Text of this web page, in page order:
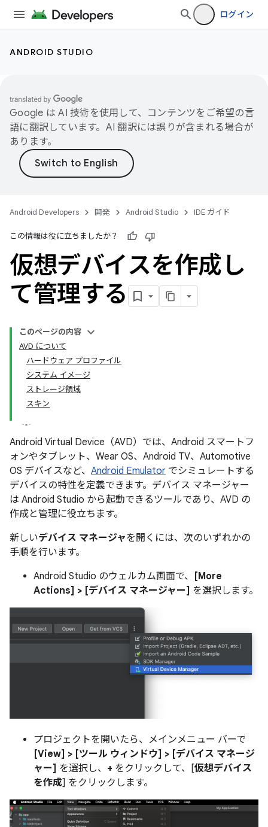
ログイン
ANDROID STUDIO
Google は AI 技術を使用して、コンテンツをご希望の言
語に翻訳しています。AI 翻訳には誤りが含まれる場合が
あります。
Android Developers 開発 Android Studio IDE ガイド
この情報は役に立ちましたか？
仮想デバイスを作成し
て管理する
このページの内容
AVD について
ハードウェア プロファイル
システム イメージ
ストレージ領域
スキン
Android Virtual Device（AVD）では、Android スマートフ
ォンやタブレット、Wear OS、Android TV、Automotive
OS デバイスなど、 Android Emulator でシミュレートする
デバイスの特性を定義できます。デバイス マネージャー
は Android Studio から起動できるツールであり、AVD の
作成と管理に役立ちます。
新しいデバイス マネージャを開くには、次のいずれかの
手順を行います。
Android Studio のウェルカム画面で、
[More
Actions] > [デバイス マネージャー] を選択します。
プロジェクトを開いたら、メインメニュー バーで
[View] > [ツール ウィンドウ] > [デバイス マネージ
ャー] を選択し、 + をクリックして、[仮想デバイス
を作成] をクリックします。